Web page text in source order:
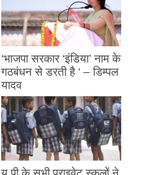
‘भाजपा सरकार ‘इंडिया’ नाम के
गठबंधन से डरती है ‘ – डिम्पल
यादव
August 26, 2023